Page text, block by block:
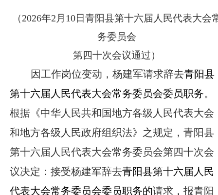
（2026年2月10日青阳县第十六届人民代表大会
务委员会
第四十次会议通过）
因工作岗位变动 ，杨建军请求辞去青阳县
第十六届人民代表大会常务委员会委员职务。
根据《中华人民共和国地方各级人民代表大会
和地方各级人民政府组织法》之规定，青阳县
第十六届人民代表大会常务委员会第四十次会
议决定：接受杨建军辞去青阳县第十六届人民
代表大会常务委员会委员职务的请求 ， 报青阳